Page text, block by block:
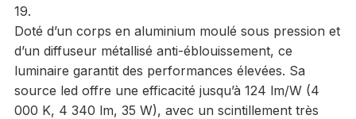
19.
Doté d’un corps en aluminium moulé sous pression et
d’un diffuseur métallisé anti-éblouissement, ce
luminaire garantit des performances élevées. Sa
source led offre une efficacité jusqu’à 124 lm/W (4
000 K, 4 340 lm, 35 W), avec un scintillement très